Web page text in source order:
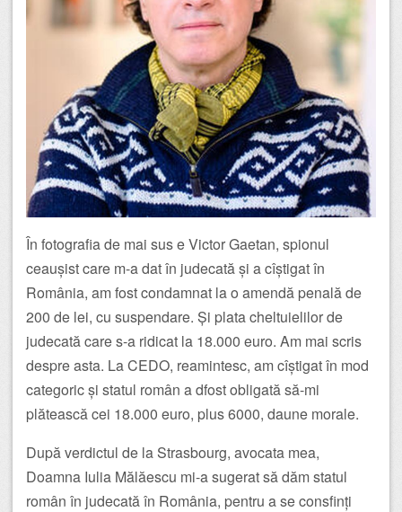
În fotografia de mai sus e Victor Gaetan, spionul
ceaușist care m-a dat în judecată și a cîștigat în
România, am fost condamnat la o amendă penală de
200 de lei, cu suspendare. Și plata cheltuielilor de
judecată care s-a ridicat la 18.000 euro. Am mai scris
despre asta. La CEDO, reamintesc, am cîștigat în mod
categoric și statul român a dfost obligată să-mi
plătească cei 18.000 euro, plus 6000, daune morale.
După verdictul de la Strasbourg, avocata mea,
Doamna Iulia Mălăescu mi-a sugerat să dăm statul
român în judecată în România, pentru a se consfinți